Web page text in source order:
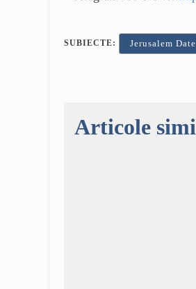
SUBIECTE: Jerusalem
Articole